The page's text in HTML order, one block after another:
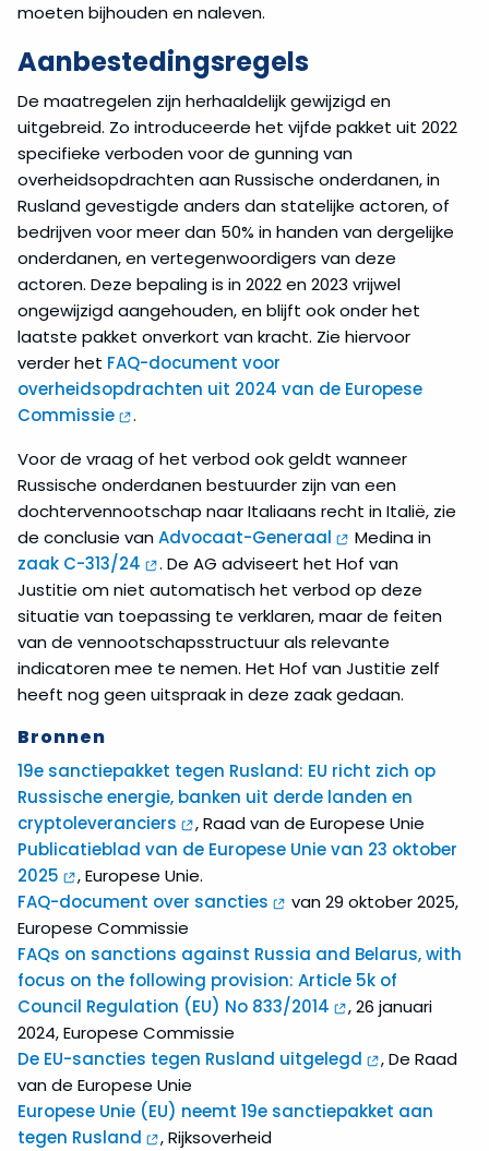
moeten bijhouden en naleven.
Aanbestedingsregels
De maatregelen zijn herhaaldelijk gewijzigd en
uitgebreid. Zo introduceerde het vijfde pakket uit 2022
specifieke verboden voor de gunning van
overheidsopdrachten aan Russische onderdanen, in
Rusland gevestigde anders dan statelijke actoren, of
bedrijven voor meer dan 50% in handen van dergelijke
onderdanen, en vertegenwoordigers van deze
actoren. Deze bepaling is in 2022 en 2023 vrijwel
ongewijzigd aangehouden, en blijft ook onder het
laatste pakket onverkort van kracht. Zie hiervoor
verder het FAQ-document voor
overheidsopdrachten uit 2024 van de Europese
Commissie
.
Voor de vraag of het verbod ook geldt wanneer
Russische onderdanen bestuurder zijn van een
dochtervennootschap naar Italiaans recht in Italië, zie
de conclusie vanAdvocaat-Generaal
Medina in
zaak C-313/24
. De AG adviseert het Hof van
Justitie om niet automatisch het verbod op deze
situatie van toepassing te verklaren, maar de feiten
van de vennootschapsstructuur als relevante
indicatoren mee te nemen. Het Hof van Justitie zelf
heeft nog geen uitspraak in deze zaak gedaan.
Bronnen
19e sanctiepakket tegen Rusland: EU richt zich op
Russische energie, banken uit derde landen en
cryptoleveranciers
, Raad van de Europese Unie
Publicatieblad van de Europese Unie van 23 oktober
2025
, Europese Unie.
FAQ-document over sancties
van 29 oktober 2025,
Europese Commissie
FAQs on sanctions against Russia and Belarus, with
focus on the following provision: Article 5k of
Council Regulation (EU) No 833/2014
, 26 januari
2024, Europese Commissie
De EU-sancties tegen Rusland uitgelegd
, De Raad
van de Europese Unie
Europese Unie (EU) neemt 19e sanctiepakket aan
tegen Rusland
, Rijksoverheid